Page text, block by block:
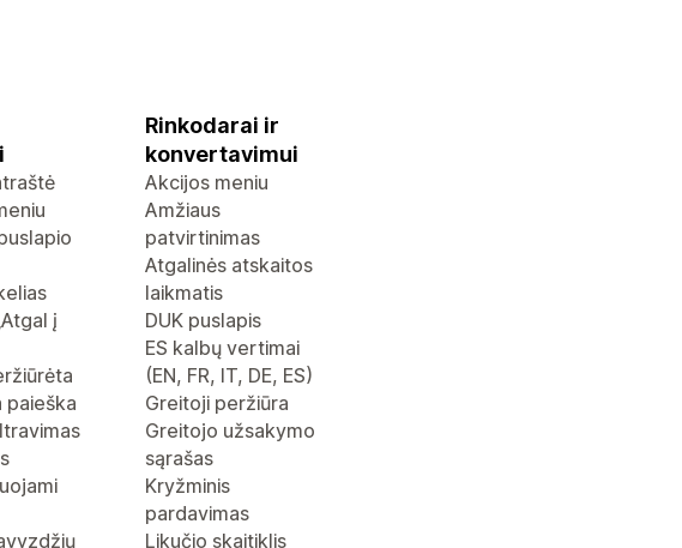
į
paieška
Rinkodarai ir
konvertavimui
Akcijos meniu
Amžiaus
patvirtinimas
Atgalinės atskaitos
laikmatis
DUK puslapis
ES kalbų vertimai
(EN, FR, IT, DE, ES)
Greitoji peržiūra
Greitojo užsakymo
sąrašas
Kryžminis
pardavimas
Likučio skaitiklis